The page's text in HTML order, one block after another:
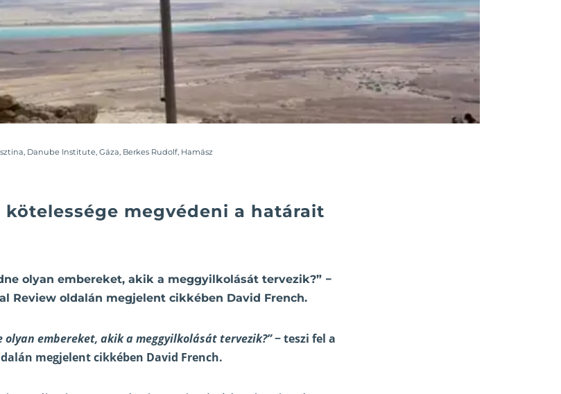
Danube Institute Gáza Berkes Rudolf Hamász
kötelessége megvédeni a határait
olyan embereket, akik a meggyilkolását tervezik?” −
Review oldalán megjelent cikkében David French.
embereket, akik a meggyilkolását tervezik?”− teszi fel a
megjelent cikkében David French.